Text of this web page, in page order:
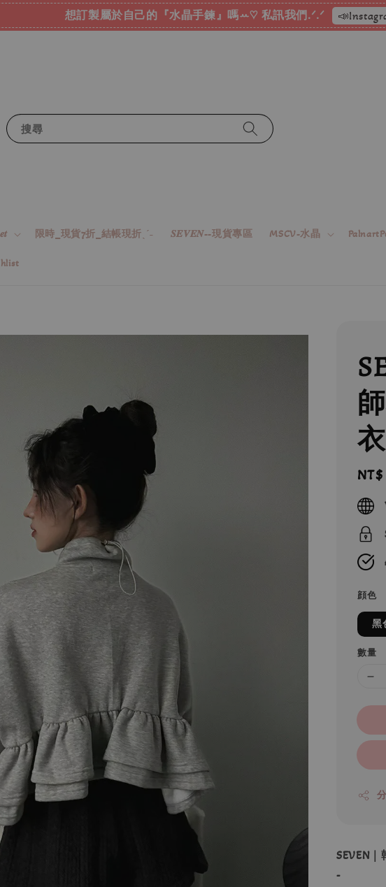
想訂製屬於自己的『水晶手鍊』嗎ꕀ♡ 私訊我們.ᐟ.ᐟ
搜尋
限時_現貨7折_結帳現折ˎˊ˗ 𝑺𝑬𝑽𝑬𝑵--現貨專區 MSCV-水晶
price
顔色
黑
數量
SEVEN
-